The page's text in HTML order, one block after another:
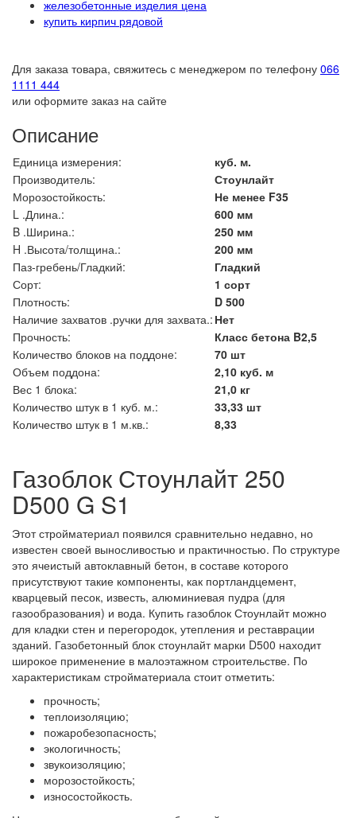
железобетонные изделия цена
купить кирпич рядовой
Для заказа товара, свяжитесь с менеджером по телефону 066
1111 444
или оформите заказ на сайте
Описание
Единица измерения:
куб. м.
Производитель:
Стоунлайт
Морозостойкость:
Не менее F35
L .Длина.:
600 мм
B .Ширина.:
250 мм
H .Высота/толщина.:
200 мм
Паз-гребень/Гладкий:
Гладкий
Сорт:
1 сорт
Плотность:
D 500
Наличие захватов .ручки для захвата.: Нет
Прочность:
Класс бетона B2,5
Количество блоков на поддоне:
70 шт
Объем поддона:
2,10 куб. м
Вес 1 блока:
21,0 кг
Количество штук в 1 куб. м.:
33,33 шт
Количество штук в 1 м.кв.:
8,33
Газоблок Стоунлайт 250
D500 G S1
Этот стройматериал появился сравнительно недавно, но
известен своей выносливостью и практичностью. По структуре
это ячеистый автоклавный бетон, в составе которого
присутствуют такие компоненты, как портландцемент,
кварцевый песок, известь, алюминиевая пудра (для
газообразования) и вода. Купить газоблок Стоунлайт можно
для кладки стен и перегородок, утепления и реставрации
зданий. Газобетонный блок стоунлайт марки D500 находит
широкое применение в малоэтажном строительстве. По
характеристикам стройматериала стоит отметить:
прочность;
теплоизоляцию;
пожаробезопасность;
экологичность;
звукоизоляцию;
морозостойкость;
износостойкость.